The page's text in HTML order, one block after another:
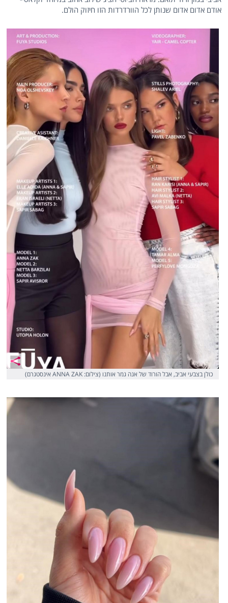
אודם אדום אדום שנותן לכל הוורדרדות הזו חיזוק הולם.
כולן בצבעי אביב, אבל הורוד של אנה גמר אותנו (צילום: ANNA ZAK אינסטגרם)